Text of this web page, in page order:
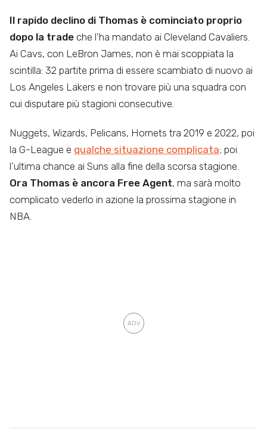
Il rapido declino di Thomas è cominciato proprio
dopo la trade che l’ha mandato ai Cleveland Cavaliers.
Ai Cavs, con LeBron James, non è mai scoppiata la
scintilla: 32 partite prima di essere scambiato di nuovo ai
Los Angeles Lakers e non trovare più una squadra con
cui disputare più stagioni consecutive.
Nuggets, Wizards, Pelicans, Hornets tra 2019 e 2022, poi
la G-League e qualche situazione complicata; poi
l’ultima chance ai Suns alla fine della scorsa stagione.
Ora Thomas è ancora Free Agent, ma sarà molto
complicato vederlo in azione la prossima stagione in
NBA.